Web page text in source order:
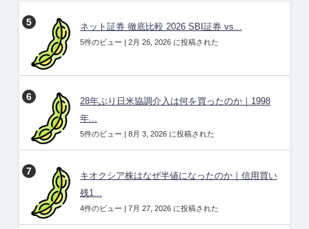
ネット証券 徹底比較 2026 SBI証券 vs...
5件のビュー | 2月 26, 2026 に投稿された
28年ぶり日米協調介入は何を買ったのか｜1998
年...
5件のビュー | 8月 3, 2026 に投稿された
キオクシア株はなぜ半値になったのか｜信用買い
残1...
4件のビュー | 7月 27, 2026 に投稿された